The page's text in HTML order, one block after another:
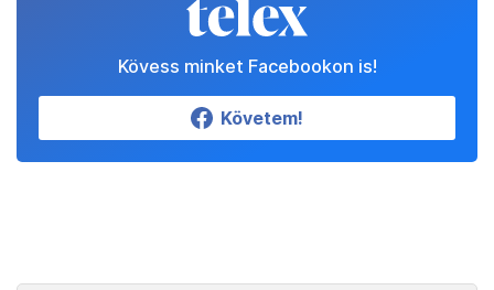
Kövess minket Facebookon is!
Követem!